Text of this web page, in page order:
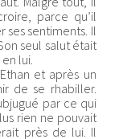
parce qu’il
ses sentiments. Il
seul salut était
lui.
et après un
de se rhabiller.
par ce qui
rien ne pouvait
près de lui. Il